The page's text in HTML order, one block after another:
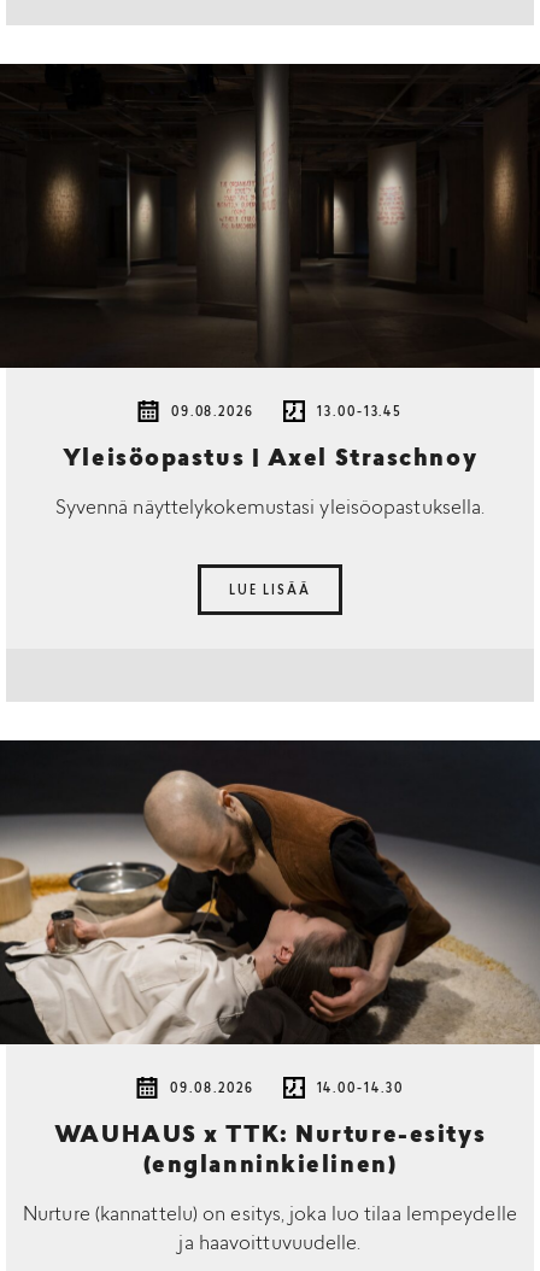
09.08.2026 13.00-13.45
Yleisöopastus | Axel Straschnoy
Syvennä näyttelykokemustasi yleisöopastuksella.
LUE LISÄÄ
09.08.2026 14.00-14.30
WAUHAUS x TTK: Nurture-esitys
(englanninkielinen)
Nurture (kannattelu) on esitys, joka luo tilaa lempeydelle
ja haavoittuvuudelle.